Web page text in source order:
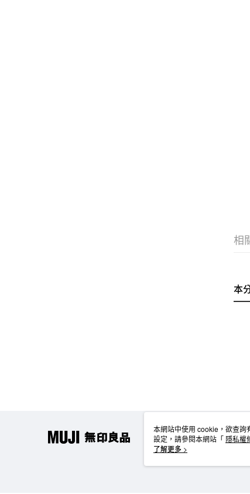
相
本
本網站中使用 cookie，欲查
設定，請參閱本網站「 隱私權
使用 cookie。
了解更多 >